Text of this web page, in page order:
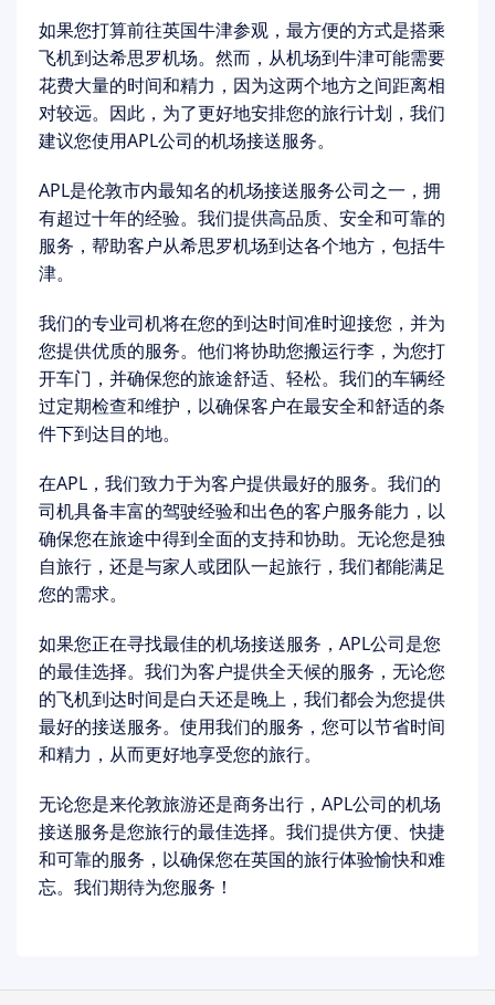
如果您打算前往英国牛津参观，最方便的方式是搭乘
飞机到达希思罗机场。然而，从机场到牛津可能需要
花费大量的时间和精力，因为这两个地方之间距离相
对较远。因此，为了更好地安排您的旅行计划，我们
建议您使用APL公司的机场接送服务。
APL是伦敦市内最知名的机场接送服务公司之一，拥
有超过十年的经验。我们提供高品质、安全和可靠的
服务，帮助客户从希思罗机场到达各个地方，包括牛
津。
我们的专业司机将在您的到达时间准时迎接您，并为
您提供优质的服务。他们将协助您搬运行李，为您打
开车门，并确保您的旅途舒适、轻松。我们的车辆经
过定期检查和维护，以确保客户在最安全和舒适的条
件下到达目的地。
在APL，我们致力于为客户提供最好的服务。我们的
司机具备丰富的驾驶经验和出色的客户服务能力，以
确保您在旅途中得到全面的支持和协助。无论您是独
自旅行，还是与家人或团队一起旅行，我们都能满足
您的需求。
如果您正在寻找最佳的机场接送服务，APL公司是您
的最佳选择。我们为客户提供全天候的服务，无论您
的飞机到达时间是白天还是晚上，我们都会为您提供
最好的接送服务。使用我们的服务，您可以节省时间
和精力，从而更好地享受您的旅行。
无论您是来伦敦旅游还是商务出行，APL公司的机场
接送服务是您旅行的最佳选择。我们提供方便、快捷
和可靠的服务，以确保您在英国的旅行体验愉快和难
忘。我们期待为您服务！